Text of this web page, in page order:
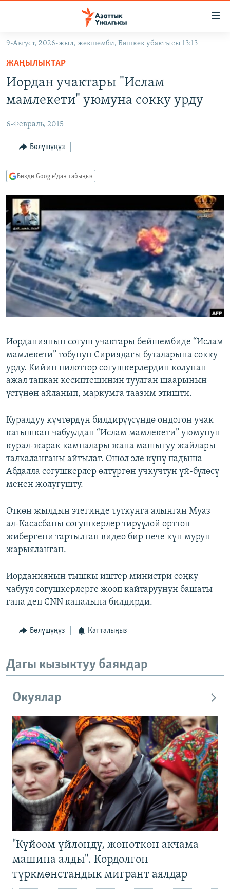
Навигацияга
өтүңүз
Издөөгө
салыңызКЫРГЫЗСТАН
ЭКОНОМИКА
МАДАНИЯТ
ДҮЙНӨ
БОРБОР АЗИЯ
АТАЙЫН ИЛИКТӨӨ
ТВ ПРОГРАММАЛАР
ЭКСПЕРТТЕР ТАЛДАЙТ
БИЗ ЖАНА ДҮЙНӨ
ДАНИСТЕ
ЭЖЕ-СИҢДИЛЕР
АЗАТТЫК+
ЫҢГАЙСЫЗ СУРООЛОР
ӨЗГӨЧӨ ПИКИР
Русский
ОНЛАЙН ШЕРИНЕ
ЭЕ/АРнун бардык сайттары
9-Август, 2026-жыл, жекшемби, Бишкек убактысы 13:13
ЖАҢЫЛЫКТАР
Иордан учактары "Ислам
мамлекети" уюмуна сокку урду
6-Февраль, 2015
Бөлүшүңүз
Бизди Google'дан табыңыз
Иорданиянын согуш учактары бейшембиде “Ислам
мамлекети” тобунун Сириядагы буталарына сокку
урду. Кийин пилоттор согушкерлердин колунан
ажал тапкан кесиптешинин туулган шаарынын
үстүнөн айланып, маркумга таазим этишти.
Куралдуу күчтөрдүн билдирүүсүндө ондогон учак
катышкан чабуулдан “Ислам мамлекети” уюмунун
курал-жарак кампалары жана машыгуу жайлары
талкаланганы айтылат. Ошол эле күнү падыша
Абдалла согушкерлер өлтүргөн учкучтун үй-бүлөсү
менен жолугушту.
Өткөн жылдын этегинде туткунга алынган Муаз
ал-Касасбаны согушкерлер тирүүлөй өрттөп
жибергени тартылган видео бир нече күн мурун
жарыяланган.
Иорданиянын тышкы иштер министри соңку
чабуул согушкерлерге жооп кайтаруунун башаты
гана деп CNN каналына билдирди.
Бөлүшүңүз Катталыңыз
Дагы кызыктуу баяндар
Окуялар
"Күйөөм үйлөндү, жөнөткөн акчама
машина алды". Кордолгон
түркмөнстандык мигрант аялдар